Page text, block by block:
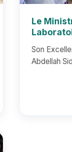
Le
son rôle
la santé
Son
Abdellah